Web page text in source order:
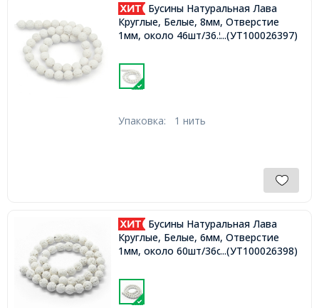
Бусины Натуральная Лава
Круглые, Белые, 8мм, Отверстие
1мм, около 46шт/36.5см/нить,
...(УТ100026397)
Упаковка: 1 нить
Бусины Натуральная Лава
Круглые, Белые, 6мм, Отверстие
1мм, около 60шт/36см/нить,...(УТ100026398)